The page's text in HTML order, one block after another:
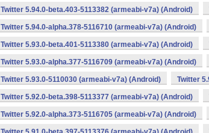
Twitter 5.94.0-beta.403-5113382 (armeabi-v7a) (Android)
Twitter 5.94.0-alpha.378-5116710 (armeabi-v7a) (Android)
Twitter 5.93.0-beta.401-5113380 (armeabi-v7a) (Android)
Twitter 5.93.0-alpha.377-5116709 (armeabi-v7a) (Android)
Twitter 5.93.0-5110030 (armeabi-v7a) (Android) Twitter
Twitter 5.92.0-beta.398-5113377 (armeabi-v7a) (Android)
Twitter 5.92.0-alpha.373-5116705 (armeabi-v7a) (Android)